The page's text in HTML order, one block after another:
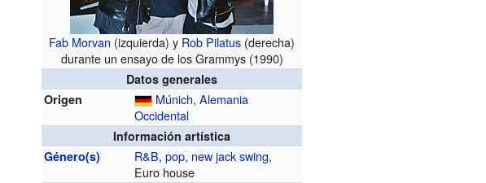
Fab Morvan (izquierda) y Rob Pilatus (derecha)
durante un ensayo de los Grammys (1990)
Datos generales
Origen
Múnich,Alemania
Occidental
Información artística
Género(s)
R&B,pop, new jack swing,
Euro house